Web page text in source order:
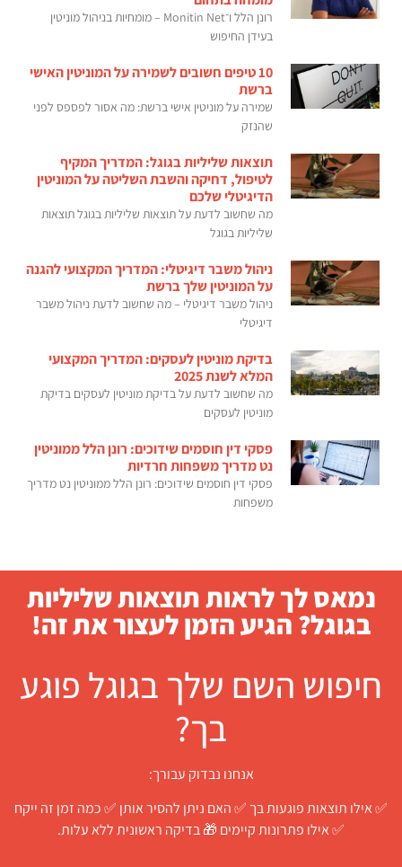
רונן הלל ו־Monitin Net – מומחיות בניהול מוניטין
בעידן החיפוש
10 טיפים חשובים לשמירה על המוניטין האישי
ברשת
שמירה על מוניטין אישי ברשת: מה אסור לפספס לפני
שהנזק
תוצאות שליליות בגוגל: המדריך המקיף
לטיפול, דחיקה והשבת השליטה על המוניטין
הדיגיטלי שלכם
מה שחשוב לדעת על תוצאות שליליות בגוגל תוצאות
שליליות בגוגל
ניהול משבר דיגיטלי: המדריך המקצועי להגנה
על המוניטין שלך ברשת
ניהול משבר דיגיטלי – מה שחשוב לדעת ניהול משבר
דיגיטלי
בדיקת מוניטין לעסקים: המדריך המקצועי
המלא לשנת 2025
מה שחשוב לדעת על בדיקת מוניטין לעסקים בדיקת
מוניטין לעסקים
פסקי דין חוסמים שידוכים: רונן הלל ממוניטין
נט מדריך משפחות חרדיות
פסקי דין חוסמים שידוכים: רונן הלל ממוניטין נט מדריך
משפחות
נמאס לך לראות תוצאות שליליות
בגוגל? הגיע הזמן לעצור את זה!
חיפוש השם שלך בגוגל פוגע
בך?
אנחנו נבדוק עבורך:
✅ אילו תוצאות פוגעות בך ✅ האם ניתן להסיר אותן ✅ כמה זמן זה ייקח
✅ אילו פתרונות קיימים 🎁 בדיקה ראשונית ללא עלות.